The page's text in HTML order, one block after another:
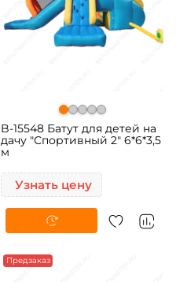
B-15548 Батут для детей на
дачу "Спортивный 2" 6*6*3,5
м
Узнать цену
-5% Предзаказ